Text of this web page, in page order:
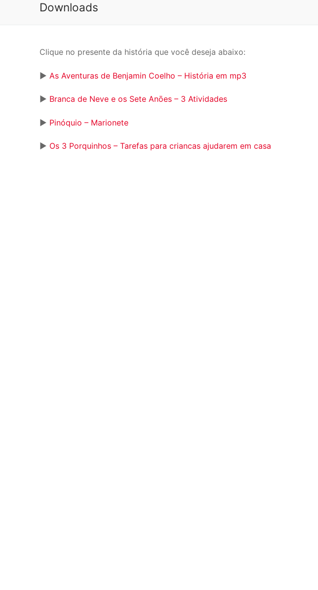
Downloads
Clique no presente da história que você deseja abaixo:
► As Aventuras de Benjamin Coelho – História em mp3
► Branca de Neve e os Sete Anōes – 3 Atividades
► Pinóquio – Marionete
► Os 3 Porquinhos – Tarefas para criancas ajudarem em casa